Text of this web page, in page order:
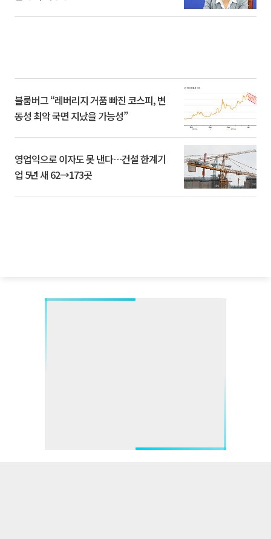
블룸버그 “레버리지 거품 빠진 코스피, 변
동성 최악 국면 지났을 가능성”
영업익으로 이자도 못 낸다…건설 한계기
업 5년 새 62→173곳